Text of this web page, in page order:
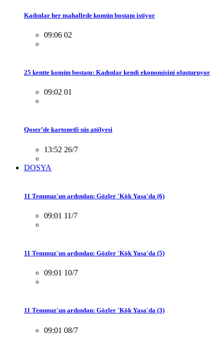
Kadınlar her mahallede komün bostanı istiyor
09:06 02
25 kentte komün bostanı: Kadınlar kendi ekonomisini oluşturuyor
09:02 01
Qoser’de kartonetli süs atölyesi
13:52 26/7
DOSYA
11 Temmuz'un ardından: Gözler 'Kök Yasa'da (6)
09:01 11/7
11 Temmuz'un ardından: Gözler 'Kök Yasa'da (5)
09:01 10/7
11 Temmuz'un ardından: Gözler 'Kök Yasa'da (3)
09:01 08/7